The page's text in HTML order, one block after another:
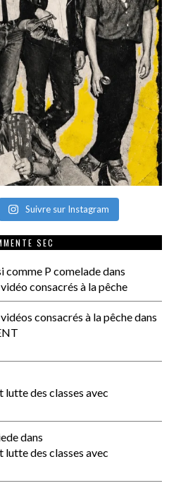
Suivre sur Instagram
SEC
comme P comeladedans
consacrés à la pêche
consacrés à la pêchedans
des classes avec
dans
des classes avec